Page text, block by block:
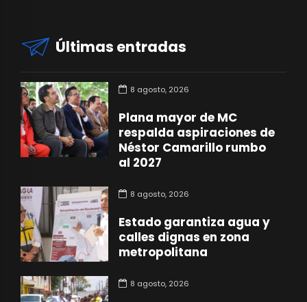
Últimas entradas
8 agosto, 2026
Plana mayor de MC
respalda aspiraciones de
Néstor Camarillo rumbo
al 2027
8 agosto, 2026
Estado garantiza agua y
calles dignas en zona
metropolitana
8 agosto, 2026